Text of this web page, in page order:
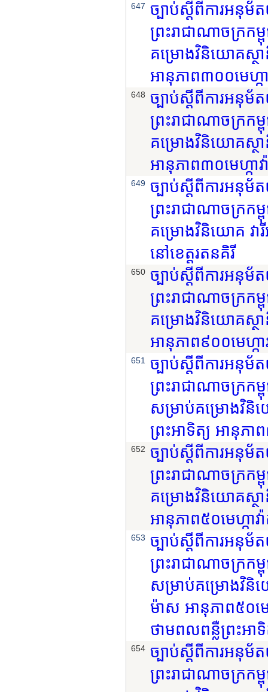
647 ច្បាប់ស្តីពីការអនុម័
ព្រះរាជាណាចក្រក
គម្រោងវិនិយោគស្ថ
អានុភាព៣០០មេហ្ក
648 ច្បាប់ស្តីពីការអនុម័
ព្រះរាជាណាចក្រ
គម្រោងវិនិយោគស្ថ
អានុភាព៣០មេហ្កា
649 ច្បាប់ស្តីពីការអនុម័
ព្រះរាជាណាចក្រក
គម្រោងវិនិយោគ វា
នៅខេត្តរតនគិរី
650 ច្បាប់ស្តីពីការអនុម័
ព្រះរាជាណាចក្រក
គម្រោងវិនិយោគស្ថ
អានុភាព៩០០មេហ្ក
651
ច្បាប់ស្តីពីការអនុម័
ព្រះរាជាណាចក្រក
សម្រាប់គម្រោងវិ
ព្រះអាទិត្យ អានុភា
652 ច្បាប់ស្តីពីការអនុម័
ព្រះរាជាណាចក្រក
គម្រោងវិនិយោគស្ថ
អានុភាព៥០មេហ្កា
653 ច្បាប់ស្តីពីការអនុម័
ព្រះរាជាណាចក្រ
សម្រាប់គម្រោងវិ
ម៉ាស អានុភាព៥០ម
ថាមពលពន្លឺព្រះអាទិ
654 ច្បាប់ស្តីពីការអនុម័
ព្រះរាជាណាចក្រក